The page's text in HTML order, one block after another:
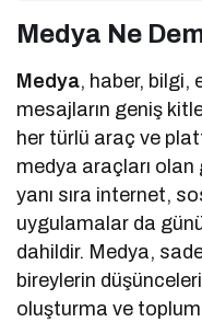
Medya Ne
Medya, haber, bilgi,
mesajların geniş
her türlü araç ve
medya araçları
yanı sıra internet,
uygulamalar da
dahildir. Medya,
bireylerin
oluşturma ve